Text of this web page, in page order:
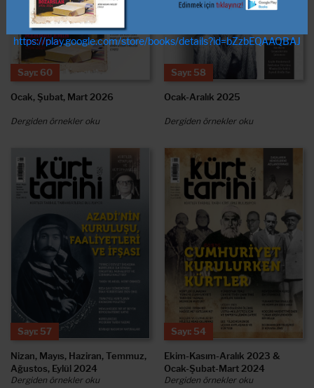
Sayı: 60
Ocak, Şubat, Mart 2026
Dergiden örnekler oku
Sayı: 58
Ocak-Aralık 2025
Dergiden örnekler oku
Sayı: 57
Nizan, Mayıs, Haziran, Temmuz,
Ağustos, Eylül 2024
Dergiden örnekler oku
Sayı: 54
Ekim-Kasım-Aralık 2023 &
Ocak-Şubat-Mart 2024
Dergiden örnekler oku
https://play.google.com/store/books/details?id=bZzbEQAAQBAJ